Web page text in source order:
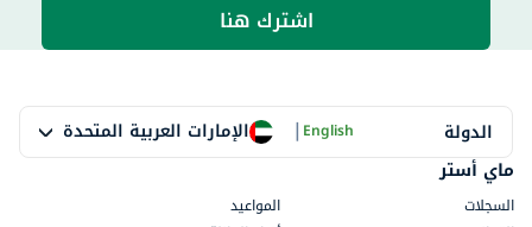
اشترك هنا
الدولة الإمارات العربية المتحدة |English
ماي أستر
السجلات
المواعيد